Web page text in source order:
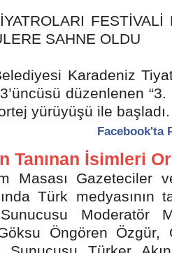
FESTİVALİ
SAHNE OLDU
Karadeniz
düzenlenen
yürüyüşü ile başladı.
Facebook'ta
Tanınan İsimleri
Masası Gazeteciler
Türk medyasının
Moderatör
Öngören Özgür,